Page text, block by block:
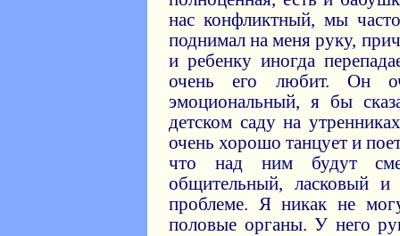
нас конфликтный, мы
поднимал на меня руку,
и ребенку иногда
очень его любит. Он
эмоциональный, я бы
детском саду на
очень хорошо танцует и
что над ним будут
общительный, ласковый
проблеме. Я никак не
половые органы. У него